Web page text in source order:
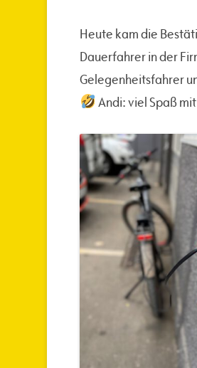
Heute kam die
Dauerfahrer in der
Gelegenheitsfahrer
Andi: viel Spaß